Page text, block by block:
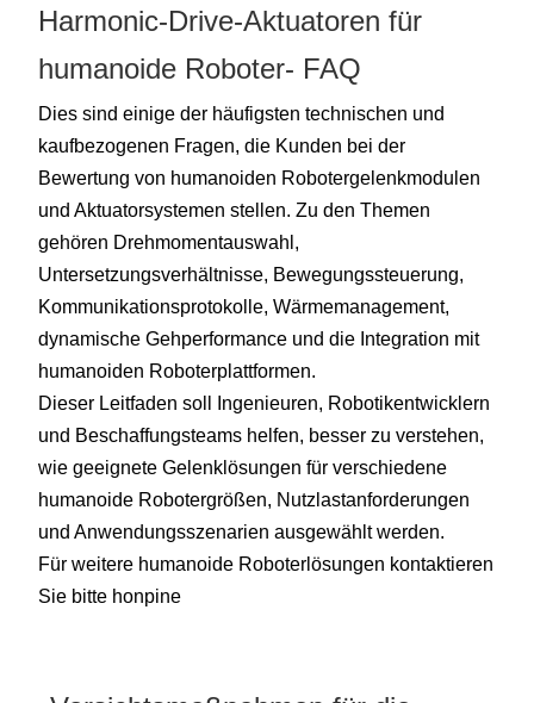
Harmonic-Drive-Aktuatoren für
humanoide Roboter- FAQ
Dies sind einige der häufigsten technischen und
kaufbezogenen Fragen, die Kunden bei der
Bewertung von humanoiden Robotergelenkmodulen
und Aktuatorsystemen stellen. Zu den Themen
gehören Drehmomentauswahl,
Untersetzungsverhältnisse, Bewegungssteuerung,
Kommunikationsprotokolle, Wärmemanagement,
dynamische Gehperformance und die Integration mit
humanoiden Roboterplattformen.
Dieser Leitfaden soll Ingenieuren, Robotikentwicklern
und Beschaffungsteams helfen, besser zu verstehen,
wie geeignete Gelenklösungen für verschiedene
humanoide Robotergrößen, Nutzlastanforderungen
und Anwendungsszenarien ausgewählt werden.
Für weitere humanoide Roboterlösungen kontaktieren
Sie bitte honpine